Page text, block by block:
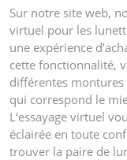
Sur notre site web,
virtuel pour les
une expérience
cette fonctionnalité,
différentes montures
qui correspond le
L’essayage virtuel
éclairée en toute
trouver la paire de